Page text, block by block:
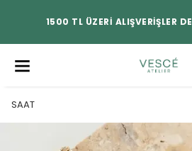
1500 TL ÜZERİ ALIŞVERİŞLER
SAAT